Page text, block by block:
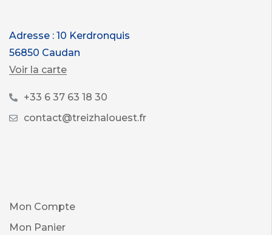
Adresse : 10 Kerdronquis
56850 Caudan
Voir la carte
+33 6 37 63 18 30
contact@treizhalouest.fr
Mon Compte
Mon Panier